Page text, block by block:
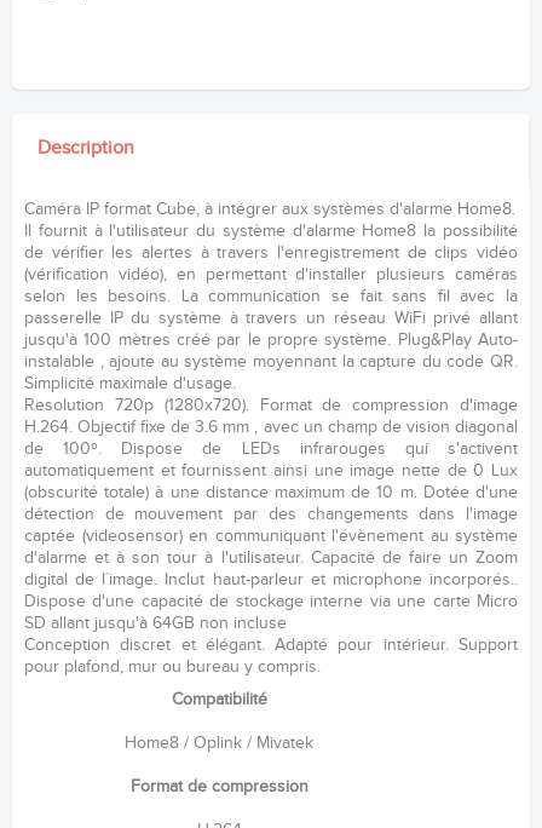
Description
Caméra IP format Cube, à intégrer aux systèmes d'alarme Home8.
Il fournit à l'utilisateur du système d'alarme Home8 la possibilité
de vérifier les alertes à travers l'enregistrement de clips vidéo
(vérification vidéo), en permettant d'installer plusieurs caméras
selon les besoins. La communication se fait sans fil avec la
passerelle IP du système à travers un réseau WiFi privé allant
jusqu'à 100 mètres créé par le propre système. Plug&Play Auto-
instalable , ajoute au système moyennant la capture du code QR.
Simplicité maximale d'usage.
Resolution 720p (1280x720). Format de compression d'image
H.264. Objectif fixe de 3.6 mm , avec un champ de vision diagonal
de 100º. Dispose de LEDs infrarouges qui s'activent
automatiquement et fournissent ainsi une image nette de 0 Lux
(obscurité totale) à une distance maximum de 10 m. Dotée d'une
détection de mouvement par des changements dans l'image
captée (videosensor) en communiquant l'évènement au système
d'alarme et à son tour à l'utilisateur. Capacité de faire un Zoom
digital de l´image. Inclut haut-parleur et microphone incorporés..
Dispose d'une capacité de stockage interne via une carte Micro
SD allant jusqu'à 64GB non incluse
Conception discret et élégant. Adapté pour intérieur. Support
pour plafond, mur ou bureau y compris.
Compatibilité
Home8 / Oplink / Mivatek
Format de compression